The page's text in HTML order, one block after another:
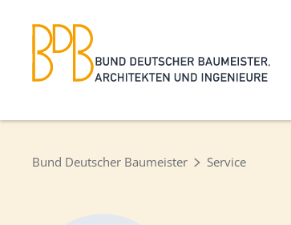
Bund Deutscher Baumeister Service